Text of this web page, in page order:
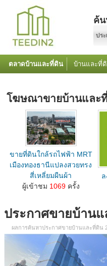
ค้น
ปร
ตลาดบ้านและที่ดิน บ้านและที่
โฆษณาขายบ้านและ
ขายที่ดินใกล้รถไฟฟ้า MRT
เมืองทองธานีแปลงสวยทรง
สี่เหลี่ยมผืนผ้า
ลงโฆษณาขายบ้านที่ดินตำแหน่ง M คลิกเลย...
ผู้เข้าชม 1069 ครั้ง
ประกาศขายบ้าน
ผลการค้นหาประกาศขายบ้านและที่ดิน